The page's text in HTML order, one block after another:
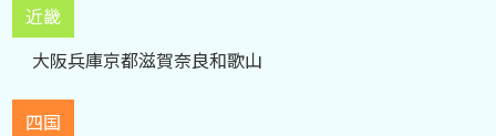
近畿
大阪兵庫京都滋賀奈良和歌山
四国